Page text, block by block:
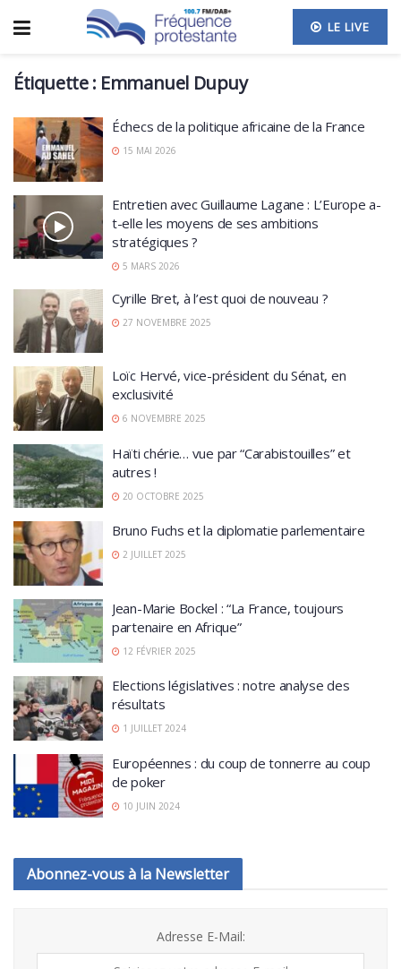
LE LIVE
Étiquette : Emmanuel Dupuy
Échecs de la politique africaine de la France
15 MAI 2026
Entretien avec Guillaume Lagane : L’Europe a-
t-elle les moyens de ses ambitions
stratégiques ?
5 MARS 2026
Cyrille Bret, à l’est quoi de nouveau ?
27 NOVEMBRE 2025
Loïc Hervé, vice-président du Sénat, en
exclusivité
6 NOVEMBRE 2025
Haïti chérie… vue par “Carabistouilles” et
autres !
20 OCTOBRE 2025
Bruno Fuchs et la diplomatie parlementaire
2 JUILLET 2025
Jean-Marie Bockel : “La France, toujours
partenaire en Afrique”
12 FÉVRIER 2025
Elections législatives : notre analyse des
résultats
1 JUILLET 2024
Européennes : du coup de tonnerre au coup
de poker
10 JUIN 2024
Abonnez-vous à la Newsletter
Adresse E-Mail: